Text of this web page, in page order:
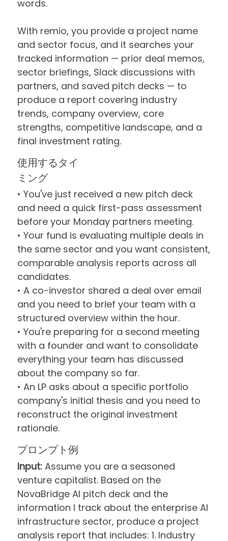
words.
With remio, you provide a project name
and sector focus, and it searches your
tracked information — prior deal memos,
sector briefings, Slack discussions with
partners, and saved pitch decks — to
produce a report covering industry
trends, company overview, core
strengths, competitive landscape, and a
final investment rating.
使用するタイ
ミング
• You've just received a new pitch deck
and need a quick first-pass assessment
before your Monday partners meeting.
• Your fund is evaluating multiple deals in
the same sector and you want consistent,
comparable analysis reports across all
candidates.
• A co-investor shared a deal over email
and you need to brief your team with a
structured overview within the hour.
• You're preparing for a second meeting
with a founder and want to consolidate
everything your team has discussed
about the company so far.
• An LP asks about a specific portfolio
company's initial thesis and you need to
reconstruct the original investment
rationale.
プロンプト例
Input: Assume you are a seasoned
venture capitalist. Based on the
NovaBridge AI pitch deck and the
information I track about the enterprise AI
infrastructure sector, produce a project
analysis report that includes: 1. Industry